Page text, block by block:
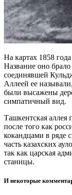
На картах 1858
Название оно
соединявшей
Аллеей ее
были высажены
симпатичный вид.
Ташкентская аллея
после того как
кокандцами в ряде
часть казахских
так как царская
станицы.
И некоторые